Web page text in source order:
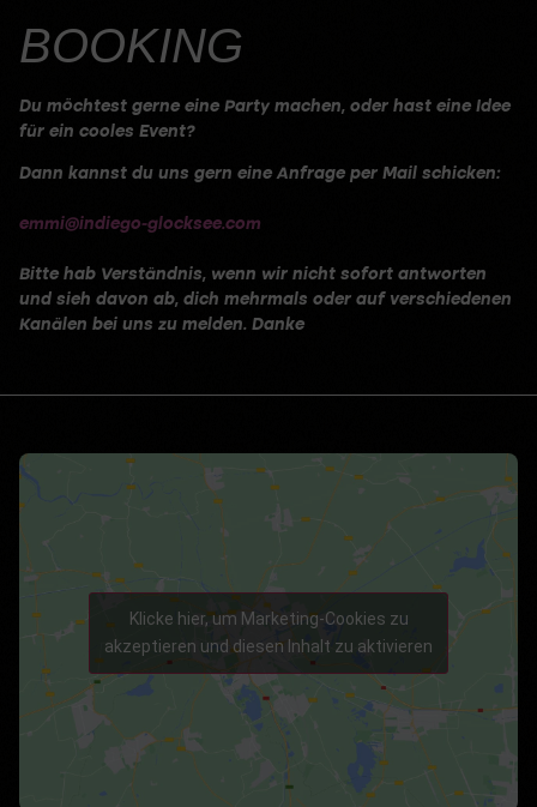
BOOKING
Du möchtest gerne eine Party machen, oder hast eine Idee
für ein cooles Event?
Dann kannst du uns gern eine Anfrage per Mail schicken:
emmi@indiego-glocksee.com
Bitte hab Verständnis, wenn wir nicht sofort antworten
und sieh davon ab, dich mehrmals oder auf verschiedenen
Kanälen bei uns zu melden. Danke
Klicke hier, um Marketing-Cookies zu
akzeptieren und diesen Inhalt zu aktivieren